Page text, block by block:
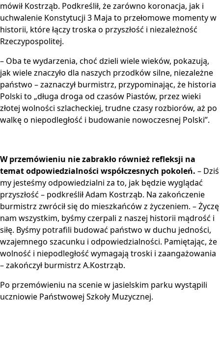
mówił Kostrząb. Podkreślił, że zarówno koronacja, jak i
uchwalenie Konstytucji 3 Maja to przełomowe momenty w
historii, które łączy troska o przyszłość i niezależność
Rzeczypospolitej.
– Oba te wydarzenia, choć dzieli wiele wieków, pokazują,
jak wiele znaczyło dla naszych przodków silne, niezależne
państwo – zaznaczył burmistrz, przypominając, że historia
Polski to „długa droga od czasów Piastów, przez wieki
złotej wolności szlacheckiej, trudne czasy rozbiorów, aż po
walkę o niepodległość i budowanie nowoczesnej Polski”.
W przemówieniu nie zabrakło również refleksji na
temat odpowiedzialności współczesnych pokoleń. – Dziś
my jesteśmy odpowiedzialni za to, jak będzie wyglądać
przyszłość – podkreślił Adam Kostrząb. Na zakończenie
burmistrz zwrócił się do mieszkańców z życzeniem. – Życzę
nam wszystkim, byśmy czerpali z naszej historii mądrość i
siłę. Byśmy potrafili budować państwo w duchu jedności,
wzajemnego szacunku i odpowiedzialności. Pamiętając, że
wolność i niepodległość wymagają troski i zaangażowania
– zakończył burmistrz A.Kostrząb.
Po przemówieniu na scenie w jasielskim parku wystąpili
uczniowie Państwowej Szkoły Muzycznej.